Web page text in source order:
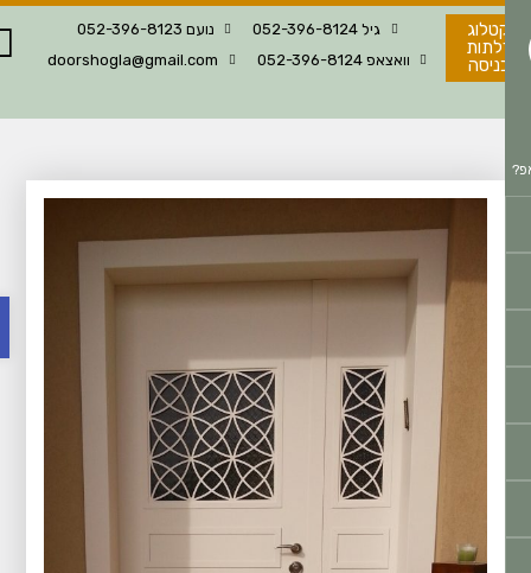
גיל 052-396-8124
נועם 052-396-8123
וואצאפ 052-396-8124
doorshogla@gmail.com